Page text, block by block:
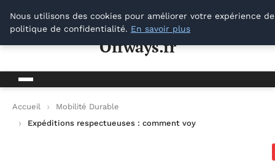
Offways.fr
Offways.fr
Accueil
Mobilité Durable
Expéditions respectueuses : comment voyager de manière
Nous utilisons des cookies pour améliorer votre expérience
politique de confidentialité. En savoir plus